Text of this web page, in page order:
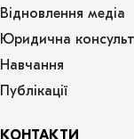
Відновлення медіа
Юридична
Навчання
Публікації
КОНТАКТИ